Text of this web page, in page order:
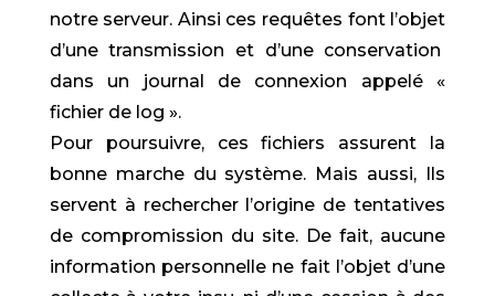
notre serveur. Ainsi ces requêtes font l’objet
d’une transmission et d’une conservation
dans un journal de connexion appelé «
fichier de log ».
Pour poursuivre, ces fichiers assurent la
bonne marche du système. Mais aussi, Ils
servent à rechercher l’origine de tentatives
de compromission du site. De fait, aucune
information personnelle ne fait l’objet d’une